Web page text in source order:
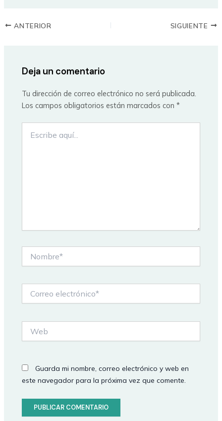
ANTERIOR SIGUIENTE
Deja un comentario
Tu dirección de correo electrónico no será publicada.
Los campos obligatorios están marcados con*
aquí...
electrónico*
Guarda mi nombre, correo electrónico y web en
este navegador para la próxima vez que comente.